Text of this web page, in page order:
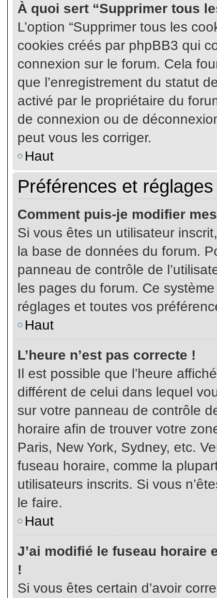
À quoi sert “Supprimer tous
L’option “Supprimer tous les
cookies créés par phpBB3 qui
connexion sur le forum. Cela
que l’enregistrement du statut
activé par le propriétaire du
de connexion ou de
peut vous les corriger.
Haut
Préférences et
Comment puis-je modifier
Si vous êtes un utilisateur
la base de données du forum.
panneau de contrôle de
les pages du forum. Ce
réglages et toutes vos
Haut
L’heure n’est pas correcte !
Il est possible que l’heure
différent de celui dans lequel
sur votre panneau de contrôle
horaire afin de trouver votre
Paris, New York, Sydney, etc.
fuseau horaire, comme la
utilisateurs inscrits. Si vous
le faire.
Haut
J’ai modifié le fuseau horaire
!
Si vous êtes certain d’avoir